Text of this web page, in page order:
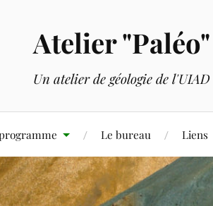
Atelier "Paléo"
Un atelier de géologie de l'UIAD
Le bureau Liens